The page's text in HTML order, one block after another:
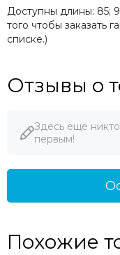
Доступны длины: 85;
того чтобы заказать
списке.)
Отзывы о
Здесь еще
первым!
Похожие